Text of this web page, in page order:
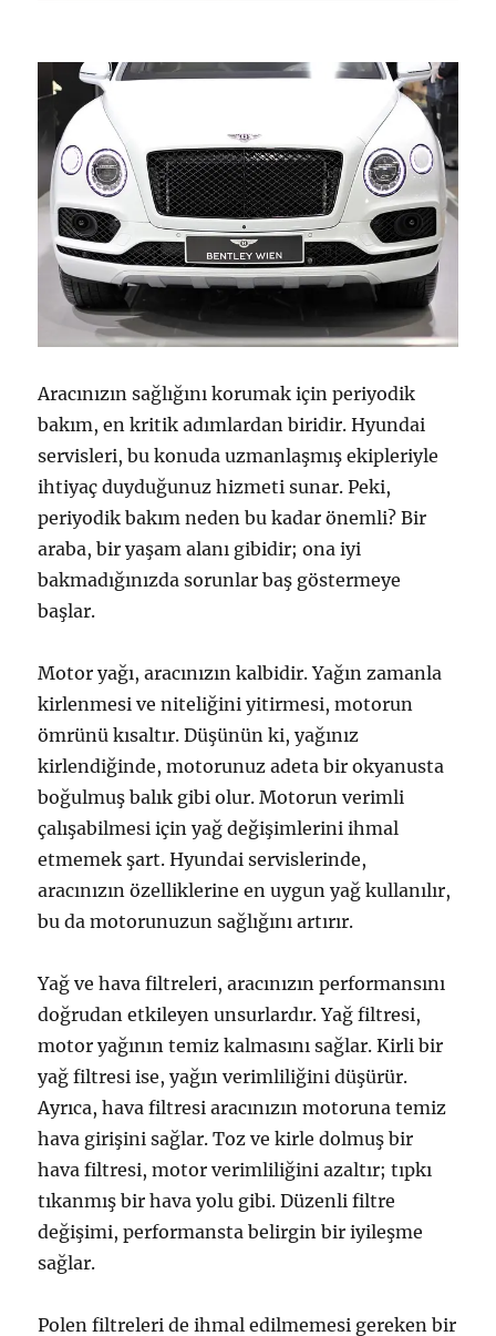
Aracınızın sağlığını korumak için periyodik
bakım, en kritik adımlardan biridir. Hyundai
servisleri, bu konuda uzmanlaşmış ekipleriyle
ihtiyaç duyduğunuz hizmeti sunar. Peki,
periyodik bakım neden bu kadar önemli? Bir
araba, bir yaşam alanı gibidir; ona iyi
bakmadığınızda sorunlar baş göstermeye
başlar.
Motor yağı, aracınızın kalbidir. Yağın zamanla
kirlenmesi ve niteliğini yitirmesi, motorun
ömrünü kısaltır. Düşünün ki, yağınız
kirlendiğinde, motorunuz adeta bir okyanusta
boğulmuş balık gibi olur. Motorun verimli
çalışabilmesi için yağ değişimlerini ihmal
etmemek şart. Hyundai servislerinde,
aracınızın özelliklerine en uygun yağ kullanılır,
bu da motorunuzun sağlığını artırır.
Yağ ve hava filtreleri, aracınızın performansını
doğrudan etkileyen unsurlardır. Yağ filtresi,
motor yağının temiz kalmasını sağlar. Kirli bir
yağ filtresi ise, yağın verimliliğini düşürür.
Ayrıca, hava filtresi aracınızın motoruna temiz
hava girişini sağlar. Toz ve kirle dolmuş bir
hava filtresi, motor verimliliğini azaltır; tıpkı
tıkanmış bir hava yolu gibi. Düzenli filtre
değişimi, performansta belirgin bir iyileşme
sağlar.
Polen filtreleri de ihmal edilmemesi gereken bir